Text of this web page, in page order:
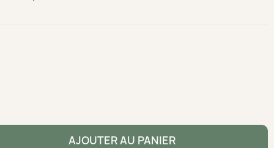
AJOUTER AU PANIER